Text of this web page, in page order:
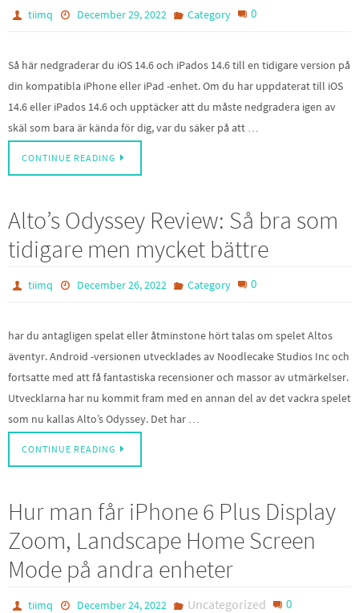
tiimq December 29, 2022 Category 0
Så här nedgraderar du iOS 14.6 och iPados 14.6 till en tidigare version på
din kompatibla iPhone eller iPad -enhet. Om du har uppdaterat till iOS
14.6 eller iPados 14.6 och upptäcker att du måste nedgradera igen av
skäl som bara är kända för dig, var du säker på att …
CONTINUE READING
Alto’s Odyssey Review: Så bra som
tidigare men mycket bättre
tiimq December 26, 2022 Category 0
har du antagligen spelat eller åtminstone hört talas om spelet Altos
äventyr. Android -versionen utvecklades av Noodlecake Studios Inc och
fortsatte med att få fantastiska recensioner och massor av utmärkelser.
Utvecklarna har nu kommit fram med en annan del av det vackra spelet
som nu kallas Alto’s Odyssey. Det har …
CONTINUE READING
Hur man får iPhone 6 Plus Display
Zoom, Landscape Home Screen
Mode på andra enheter
tiimq December 24, 2022 Uncategorized 0